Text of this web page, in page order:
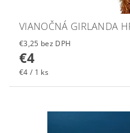
VIANOČNÁ GIRLANDA
€3,25 bez DPH
€4
€4 / 1 ks